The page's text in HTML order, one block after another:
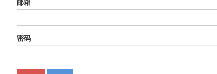
15.2 练习资料制作.276